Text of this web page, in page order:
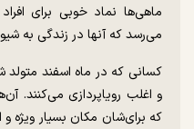
ماهی‌ها نماد خوبی برای
می‌رسد که آنها در زندگی به
کسانی که در ماه اسفند
و اغلب رویاپردازی می‌کنند.
که برای‌شان مکان بسیار ویژه